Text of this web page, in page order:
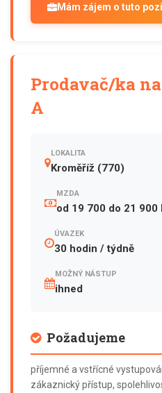
Mám zájem o tuto
Prodavač/ka
A
LOKALITA
Kroměříž (770)
MZDA
od 19 700 do 21 900
ÚVAZEK
30 hodin / týdně
MOŽNÝ NÁSTUP
ihned
Požadujeme
příjemné a vstřícné
zákaznický přístup,